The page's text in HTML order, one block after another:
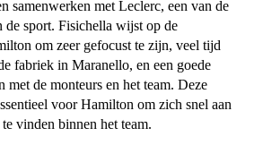
samenwerken met Leclerc, een van de
de sport. Fisichella wijst op de
om zeer gefocust te zijn, veel tijd
fabriek in Maranello, en een goede
met de monteurs en het team. Deze
voor Hamilton om zich snel aan
te vinden binnen het team.